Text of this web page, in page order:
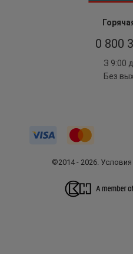
0 800
З 9:00
Без
©2014 - 2026.